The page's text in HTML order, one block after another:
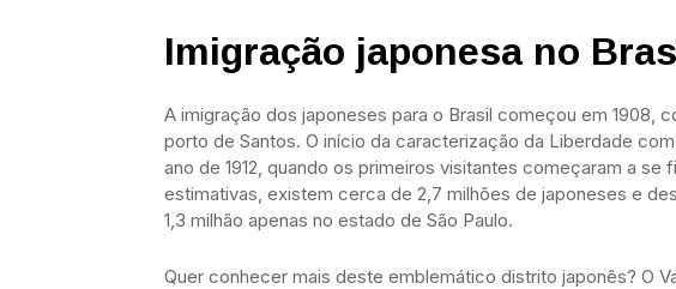
Imigração japonesa no
A imigração dos japoneses para o Brasil começou em 1908,
porto de Santos. O início da caracterização da Liberdade
ano de 1912, quando os primeiros visitantes começaram a se
estimativas, existem cerca de 2,7 milhões de japoneses e
1,3 milhão apenas no estado de São Paulo.
Quer conhecer mais deste emblemático distrito japonês? O